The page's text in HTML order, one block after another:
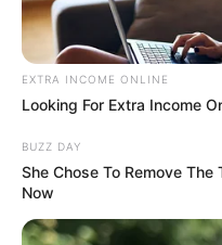
EXTRA INCOME ONLINE
Looking For Extra Income
BUZZ DAY
She Chose To Remove
Now